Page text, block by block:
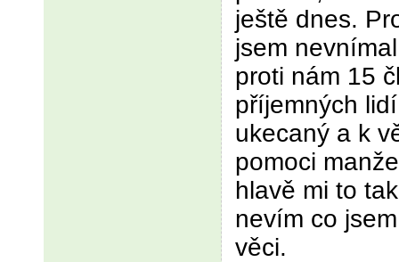
ještě dnes.
jsem
proti nám 15
příjemných
ukecaný a k
pomoci
hlavě mi to
nevím co
věci.